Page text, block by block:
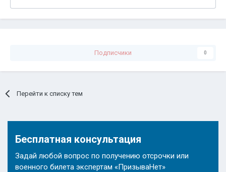
Подписчики 0
Перейти к списку тем
Бесплатная консультация
Задай любой вопрос по получению отсрочки или
военного билета экспертам «ПризываНет»